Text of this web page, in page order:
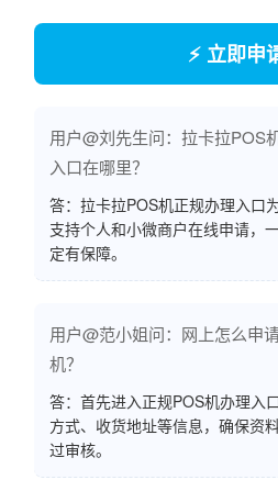
⚡ 立即申
用户@刘先生问：拉卡拉POS
入口在哪里？
答：拉卡拉POS机正规办理入口
支持个人和小微商户在线申请，
定有保障。
用户@范小姐问：网上怎么申
机？
答：首先进入正规POS机办理入
方式、收货地址等信息，确保资
过审核。